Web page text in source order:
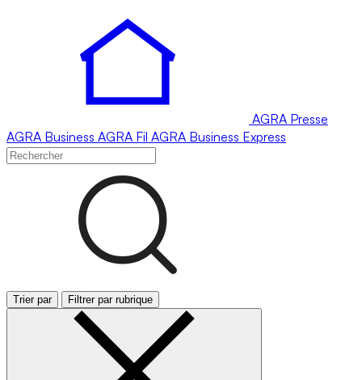
AGRA Presse
AGRA Business AGRA Fil AGRA Business Express
Trier par Filtrer par rubrique